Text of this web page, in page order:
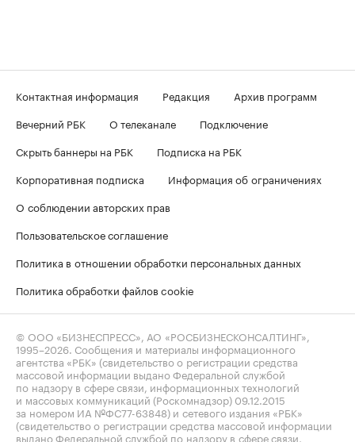
Контактная информация Редакция
Архив программ
Вечерний РБК
О телеканале
Подключение
Скрыть баннеры на РБК
Подписка на РБК
Корпоративная подписка
Информация об ограничениях
О соблюдении авторских прав
Пользовательское соглашение
Политика в отношении обработки персональных данных
Политика обработки файлов cookie
© ООО «БИЗНЕСПРЕСС», АО «РОСБИЗНЕСКОНСАЛТИНГ»,
1995–2026 . Сообщения и материалы информационного
агентства «РБК» (свидетельство о регистрации средства
массовой информации выдано Федеральной службой
по надзору в сфере связи, информационных технологий
и массовых коммуникаций (Роскомнадзор) 09.12.2015
за номером ИА №ФС77-63848) и сетевого издания «РБК»
(свидетельство о регистрации средства массовой информации
выдано Федеральной службой по надзору в сфере связи,